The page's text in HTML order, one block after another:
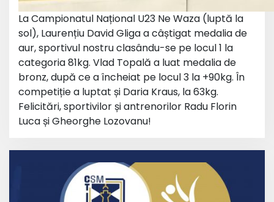
La Campionatul Național U23 Ne Waza (luptă la
sol), Laurențiu David Gliga a câștigat medalia de
aur, sportivul nostru clasându-se pe locul 1 la
categoria 81kg. Vlad Topală a luat medalia de
bronz, după ce a încheiat pe locul 3 la +90kg. În
competiție a luptat și Daria Kraus, la 63kg.
Felicitări, sportivilor și antrenorilor Radu Florin
Luca și Gheorghe Lozovanu!